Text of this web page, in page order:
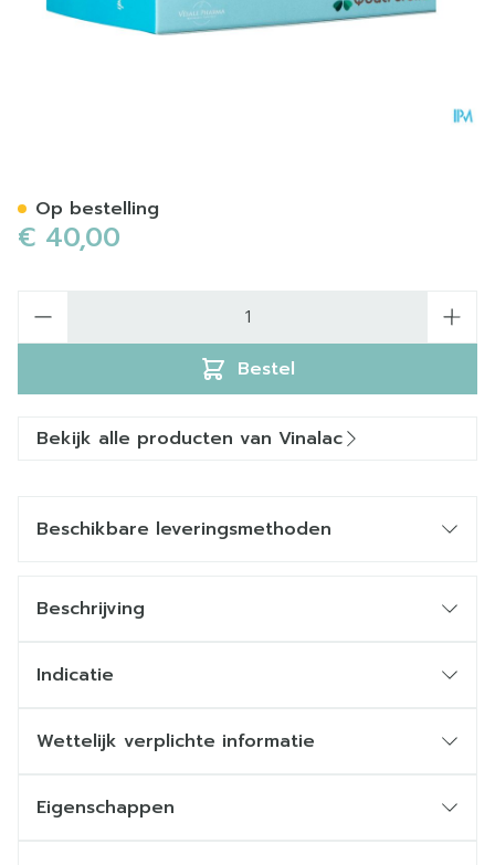
€ 40,00
Bestel
Op bestelling
Bekijk alle producten van Vinalac
Beschikbare leveringsmethoden
Beschrijving
Indicatie
Wettelijk verplichte informatie
Eigenschappen